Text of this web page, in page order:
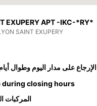
EXUPERY APT -IKC-*RY*
SAINT EXUPERY
الإرجاع على مدار اليوم وطوال
during closing hours
المركبات